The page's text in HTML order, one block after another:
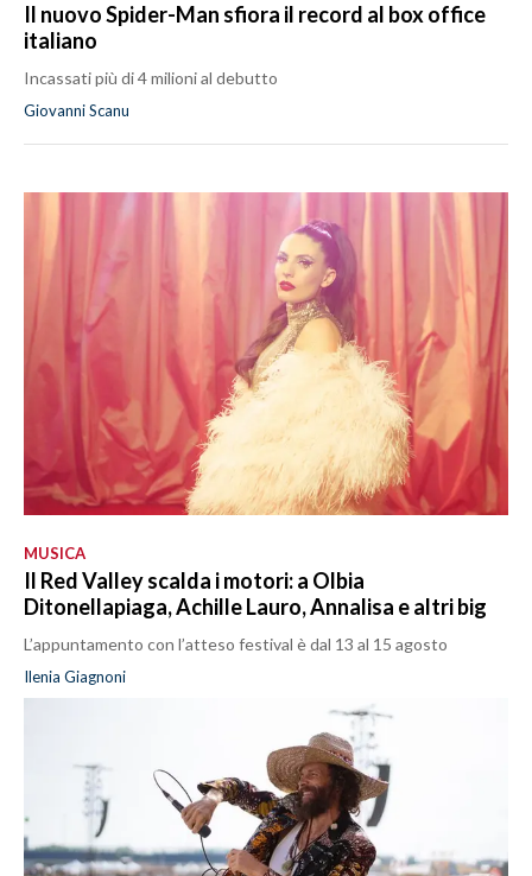
Il nuovo Spider-Man sfiora il record al box office
italiano
Incassati più di 4 milioni al debutto
Giovanni Scanu
MUSICA
Il Red Valley scalda i motori: a Olbia
Ditonellapiaga, Achille Lauro, Annalisa e altri big
L’appuntamento con l’atteso festival è dal 13 al 15 agosto
Ilenia Giagnoni